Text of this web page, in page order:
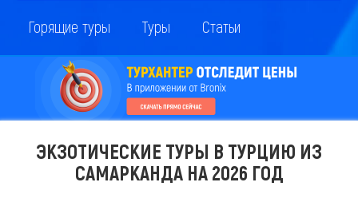
Горящие туры Туры Статьи
ЭКЗОТИЧЕСКИЕ ТУРЫ В ТУРЦИЮ ИЗ
САМАРКАНДА НА 2026 ГОД